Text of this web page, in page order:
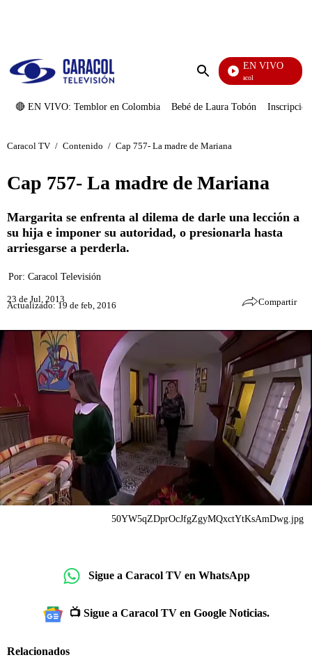
Enviar
EN VIVO
Noticias Caracol
🔴 EN VIVO: Temblor en Colombia Bebé de Laura Tobón
Caracol TV / Contenido / Cap 757- La madre de Mariana
Cap 757- La madre de Mariana
Margarita se enfrenta al dilema de darle una lección a
su hija e imponer su autoridad, o presionarla hasta
arriesgarse a perderla.
Por: Caracol Televisión
23 de Jul, 2013
Actualizado: 19 de feb, 2016 Compartir
50YW5qZDprOcJfgZgyMQxctYtKsAmDwg.jpg
Sigue a Caracol TV en WhatsApp
📺 Sigue a Caracol TV en Google Noticias.
Relacionados